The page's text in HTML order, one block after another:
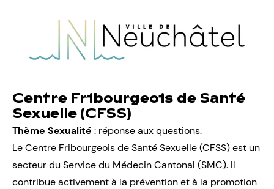
Centre Fribourgeois de Santé
Sexuelle (CFSS)
Thème Sexualité : réponse aux questions.
Le Centre Fribourgeois de Santé Sexuelle (CFSS) est un
secteur du Service du Médecin Cantonal (SMC). Il
contribue activement à la prévention et à la promotion